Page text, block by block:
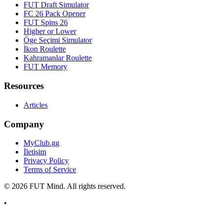
FUT Draft Simulator
FC 26 Pack Opener
FUT Spins 26
Higher or Lower
Öge Seçimi Simulator
İkon Roulette
Kahramanlar Roulette
FUT Memory
Resources
Articles
Company
MyClub.gg
İletişim
Privacy Policy
Terms of Service
© 2026 FUT Mind. All rights reserved.
•